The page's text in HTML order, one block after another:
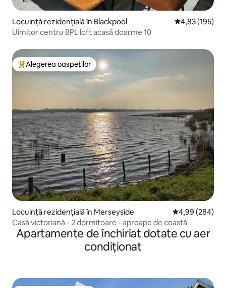
Locuință rezidențială în Blackpool Scor mediu de
4,83 (195)
Uimitor centru BPL loft acasă doarme 10
Locuință din topul categoriei Alegerea oaspeților
Alegerea oaspeților
Locuință rezidențială în Merseyside Scor mediu de
4,99 (284)
Casă victoriană - 2 dormitoare - aproape de coastă
Apartamente de închiriat dotate cu aer
condiționat